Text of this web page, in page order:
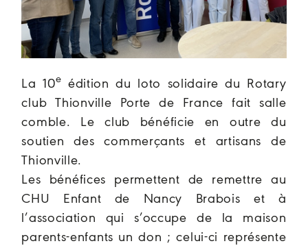
La 10e
édition du loto solidaire du Rotary
club Thionville Porte de France fait salle
comble. Le club bénéficie en outre du
soutien des commerçants et artisans de
Thionville.
Les bénéfices permettent de remettre au
CHU Enfant de Nancy Brabois et à
l’association qui s’occupe de la maison
parents-enfants un don ; celui-ci représente